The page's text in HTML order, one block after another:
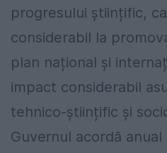
progresului științific,
considerabil la
plan național și
impact considerabil
tehnico-științific și
Guvernul acordă anual